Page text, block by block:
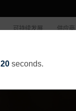
20 seconds.
可持续发展 供应商